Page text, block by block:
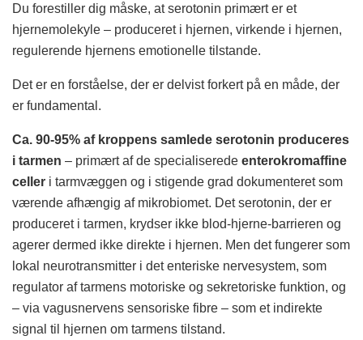
Du forestiller dig måske, at serotonin primært er et
hjernemolekyle – produceret i hjernen, virkende i hjernen,
regulerende hjernens emotionelle tilstande.
Det er en forståelse, der er delvist forkert på en måde, der
er fundamental.
Ca. 90-95% af kroppens samlede serotonin produceres
i tarmen – primært af de specialiserede enterokromaffine
celler i tarmvæggen og i stigende grad dokumenteret som
værende afhængig af mikrobiomet. Det serotonin, der er
produceret i tarmen, krydser ikke blod-hjerne-barrieren og
agerer dermed ikke direkte i hjernen. Men det fungerer som
lokal neurotransmitter i det enteriske nervesystem, som
regulator af tarmens motoriske og sekretoriske funktion, og
– via vagusnervens sensoriske fibre – som et indirekte
signal til hjernen om tarmens tilstand.